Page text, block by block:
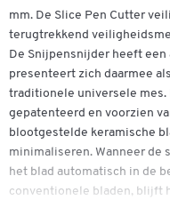
mm. De Slice Pen Cutter
terugtrekkend
De Snijpensnijder heeft
presenteert zich daarmee
traditionele universele mes.
gepatenteerd en voorzien
blootgestelde keramische
minimaliseren. Wanneer
het blad automatisch in de
conventionele bladen, blijft